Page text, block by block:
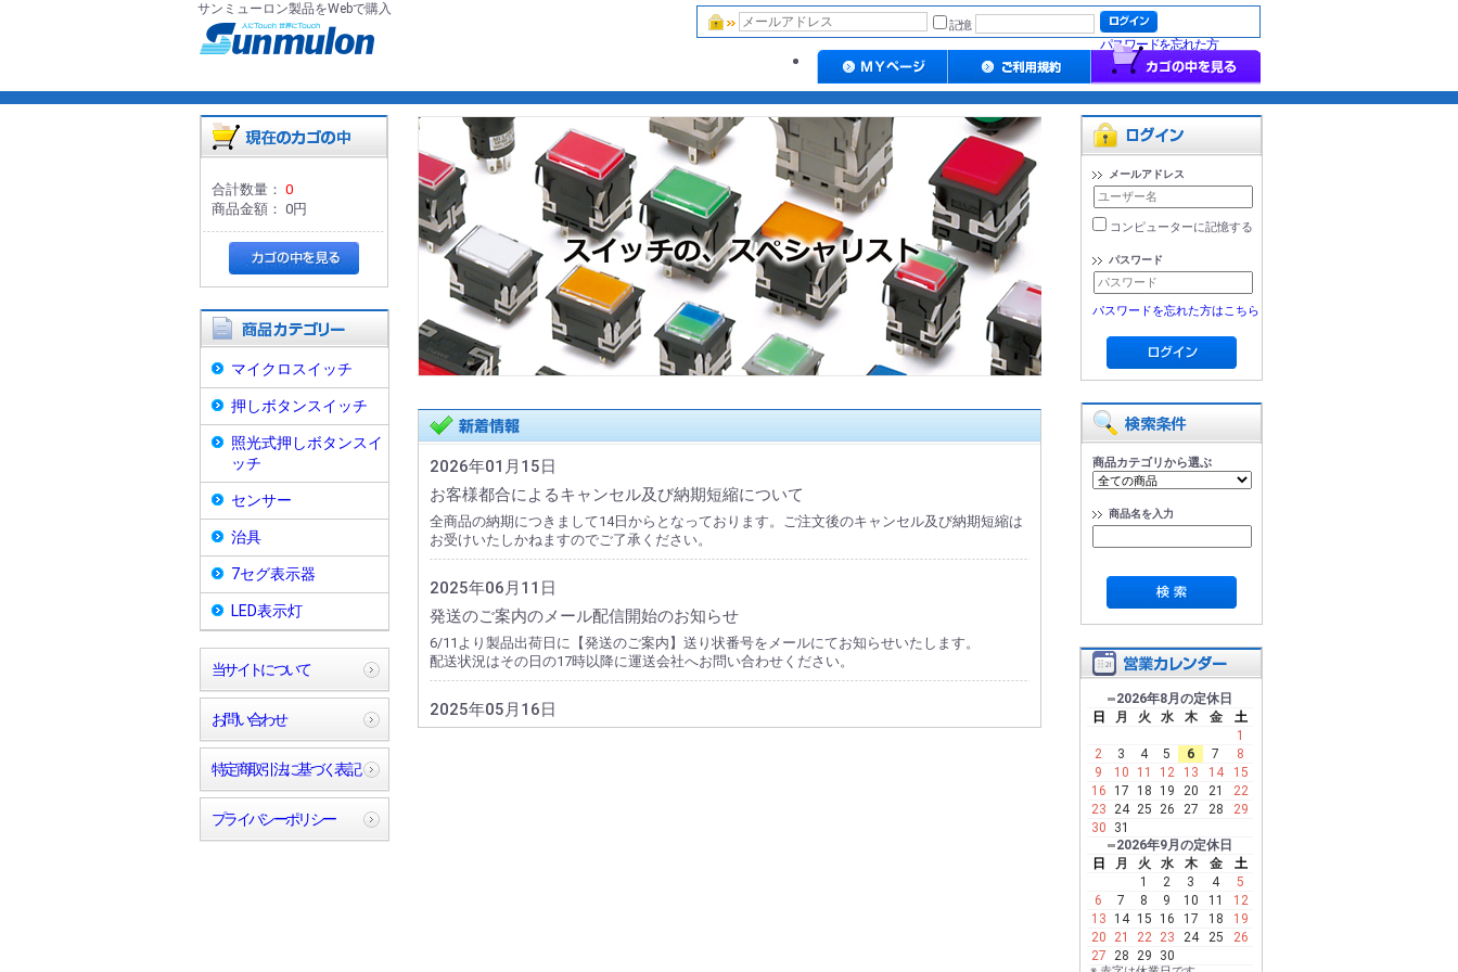
サンミューロン製品をWebで購入
記憶
パスワードを忘れた方
合計数量： 0
商品金額：
0円
マイクロスイッチ
押しボタンスイッチ
照光式押しボタンスイ
ッチ
センサー
治具
7セグ表示器
LED表示灯
当サイトについて
お問い合わせ
特定商取引法に基づく表記
プライバシーポリシー
2026年01月15日
お客様都合によるキャンセル及び納期短縮について
全商品の納期につきまして14日からとなっております。ご注文後のキャンセル及び納期短縮は
お受けいたしかねますのでご了承ください。
2025年06月11日
発送のご案内のメール配信開始のお知らせ
6/11より製品出荷日に【発送のご案内】送り状番号をメールにてお知らせいたします。
配送状況はその日の17時以降に運送会社へお問い合わせください。
2025年05月16日
メールアドレス
コンピューターに記憶する
パスワード
パスワードを忘れた方はこちら
商品カテゴリから選ぶ
商品名を入力
2026年8月の定休日
日
月 火 水 木 金
土
1
2
3 4 5 6 7
8
9
10 11 12 13 14
15
16
17 18 19 20 21
22
23 24 25 26 27 28
29
30
31
2026年9月の定休日
日
月 火 水 木 金
土
1
2 3 4
5
6
7 8 9 10 11
12
13
14 15 16 17 18
19
20
21 22 23 24 25
26
27 28 29 30